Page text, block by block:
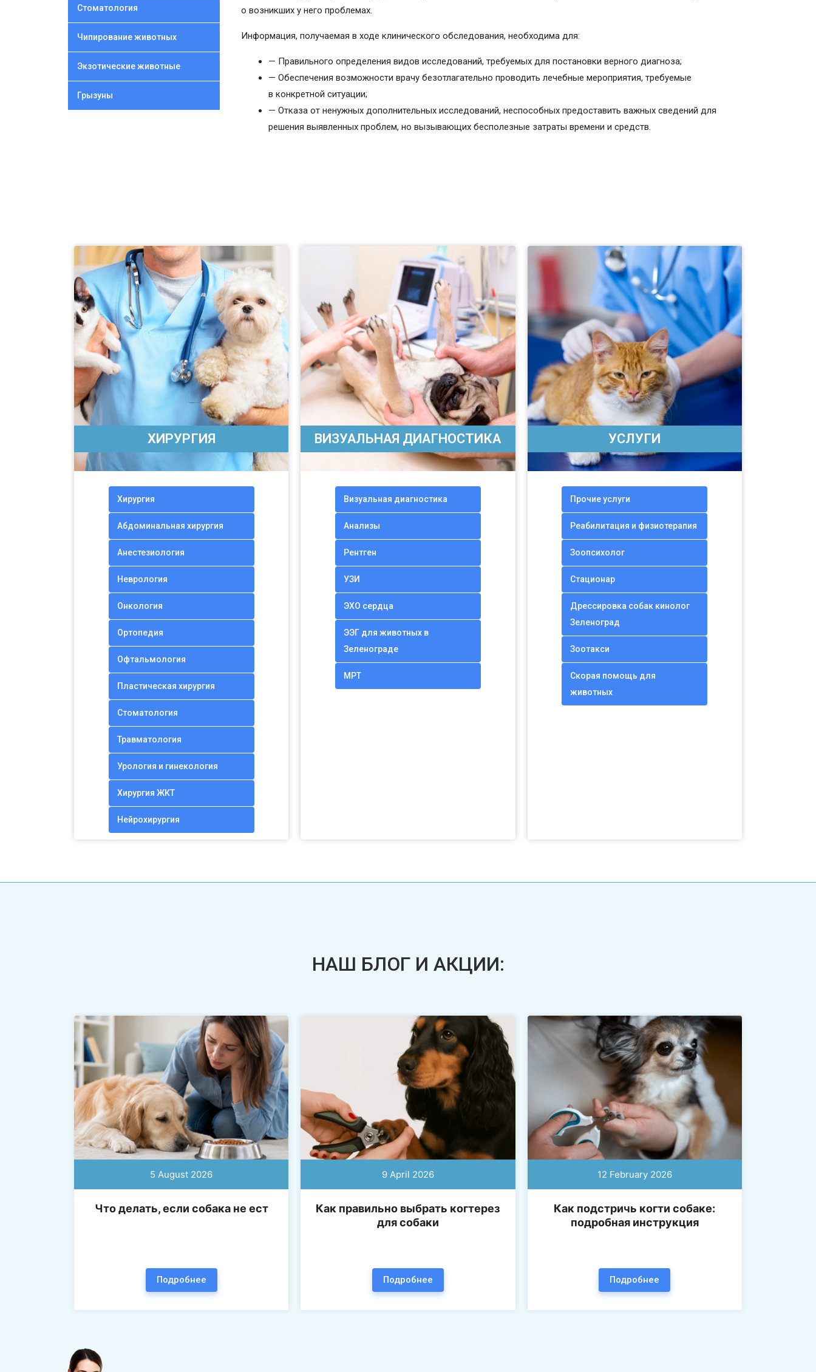
Стоматология
Чипирование животных
Экзотические животные
Грызуны
о возникших у него проблемах.
Информация, получаемая в ходе клинического обследования, необходима для:
— Правильного определения видов исследований, требуемых для постановки верного диагноза;
— Обеспечения возможности врачу безотлагательно проводить лечебные мероприятия, требуемые
в конкретной ситуации;
— Отказа от ненужных дополнительных исследований, неспособных предоставить важных сведений для
решения выявленных проблем, но вызывающих бесполезные затраты времени и средств.
ХИРУРГИЯ
Хирургия
Абдоминальная хирургия
Анестезиология
Неврология
Онкология
Ортопедия
Офтальмология
Пластическая хирургия
Стоматология
Травматология
Урология и гинекология
Хирургия ЖКТ
Нейрохирургия
ВИЗУАЛЬНАЯ ДИАГНОСТИКА
Визуальная диагностика
Анализы
Рентген
УЗИ
ЭХО сердца
ЭЭГ для животных в
Зеленограде
МРТ
УСЛУГИ
Прочие услуги
Реабилитация и физиотерапия
Зоопсихолог
Стационар
Дрессировка собак кинолог
Зеленоград
Зоотакси
Скорая помощь для
животных
НАШ БЛОГ И АКЦИИ:
5 August 2026
Что делать, если собака не ест
Подробнее
9 April 2026
Как правильно выбрать когтерез
для собаки
Подробнее
12 February 2026
Как подстричь когти собаке:
подробная инструкция
Подробнее